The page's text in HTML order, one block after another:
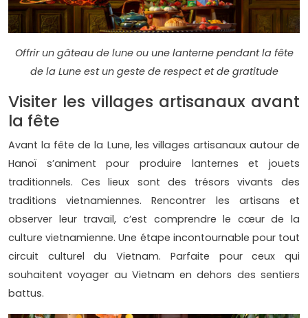
Offrir un gâteau de lune ou une lanterne pendant la fête
de la Lune est un geste de respect et de gratitude
Visiter les villages artisanaux avant
la fête
Avant la fête de la Lune, les villages artisanaux autour de
Hanoï s’animent pour produire lanternes et jouets
traditionnels. Ces lieux sont des trésors vivants des
traditions vietnamiennes. Rencontrer les artisans et
observer leur travail, c’est comprendre le cœur de la
culture vietnamienne. Une étape incontournable pour tout
circuit culturel du Vietnam. Parfaite pour ceux qui
souhaitent voyager au Vietnam en dehors des sentiers
battus.